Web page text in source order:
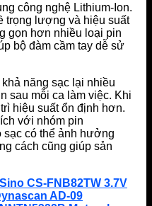
công nghệ Lithium-Ion.
trọng lượng và hiệu suất
gọn hơn nhiều loại pin
bộ đàm cầm tay dễ sử
năng sạc lại nhiều
sau mỗi ca làm việc. Khi
hiệu suất ổn định hơn.
với nhóm pin
sạc có thể ảnh hưởng
cách cũng giúp sản
CS-FNB82TW 3.7V
AD-09